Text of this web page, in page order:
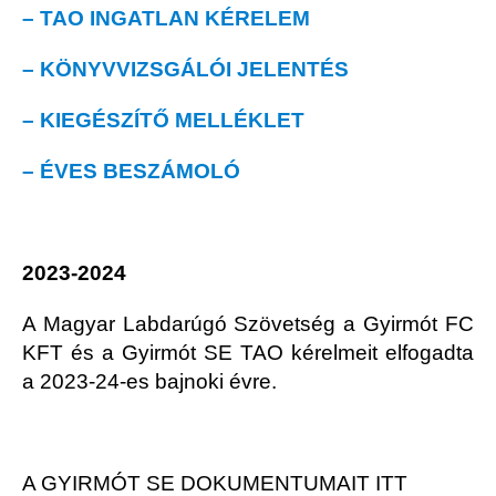
– TAO INGATLAN KÉRELEM
– KÖNYVVIZSGÁLÓI JELENTÉS
– KIEGÉSZÍTŐ MELLÉKLET
– ÉVES BESZÁMOLÓ
2023-2024
A Magyar Labdarúgó Szövetség a Gyirmót FC
KFT és a Gyirmót SE TAO kérelmeit elfogadta
a 2023-24-es bajnoki évre.
A GYIRMÓT SE DOKUMENTUMAIT ITT